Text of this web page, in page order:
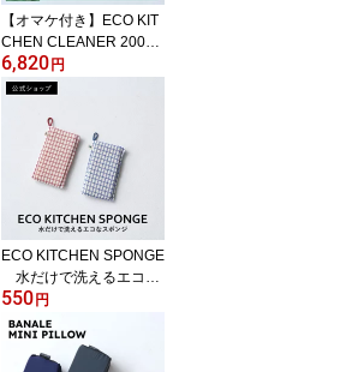
【オマケ付き】ECO KIT
CHEN CLEANER 200ml
&リフィル2本セット【公
式ショップ】
6,820円
ECO KITCHEN SPONGE
水だけで洗えるエコな
スポンジ
550円